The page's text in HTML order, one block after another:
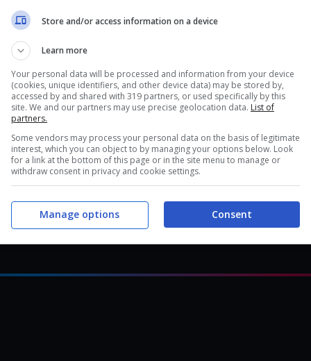
Principali e Secondarie)
dice ma che dovresti fare e imparare subito
Shakra
Store and/or access information on a device
Learn more
Your personal data will be processed and information from your device
(cookies, unique identifiers, and other device data) may be stored by,
accessed by and shared with 319 partners, or used specifically by this
site. We and our partners may use precise geolocation data. List of
partners.
Some vendors may process your personal data on the basis of legitimate
interest, which you can object to by managing your options below. Look
for a link at the bottom of this page or in the site menu to manage or
withdraw consent in privacy and cookie settings.
Consent
Manage options